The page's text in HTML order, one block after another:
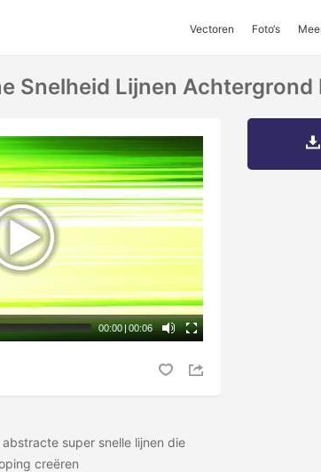
Vectoren Foto‘s
Snelheid Lijnen Achtergrond
00:00 |00:06
super snelle lijnen die
creëren